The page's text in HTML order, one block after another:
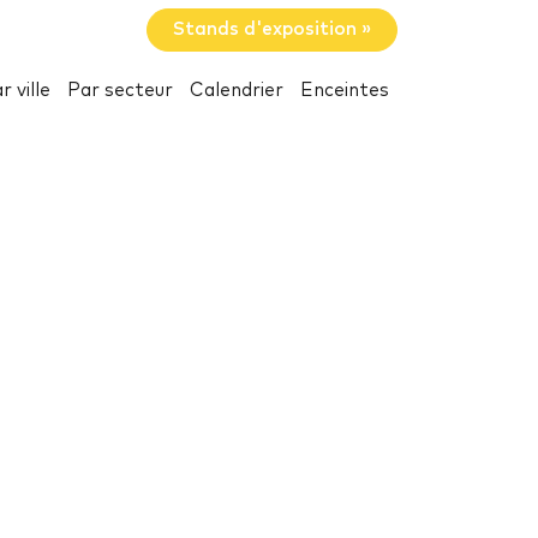
Stands d'exposition »
ville Par secteur Calendrier Enceintes